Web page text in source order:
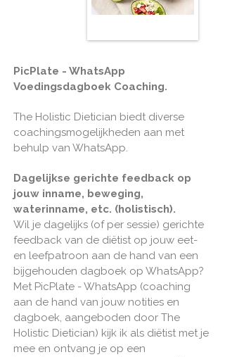
PicPlate - WhatsApp
Voedingsdagboek Coaching.
The Holistic Dietician biedt diverse
coachingsmogelijkheden aan met
behulp van WhatsApp.
Dagelijkse gerichte feedback op
jouw inname, beweging,
waterinname, etc. (holistisch).
Wil je dagelijks (of per sessie) gerichte
feedback van de diëtist op jouw eet-
en leefpatroon aan de hand van een
bijgehouden dagboek op WhatsApp?
Met PicPlate - WhatsApp (coaching
aan de hand van jouw notities en
dagboek, aangeboden door The
Holistic Dietician) kijk ik als diëtist met je
mee en ontvang je op een